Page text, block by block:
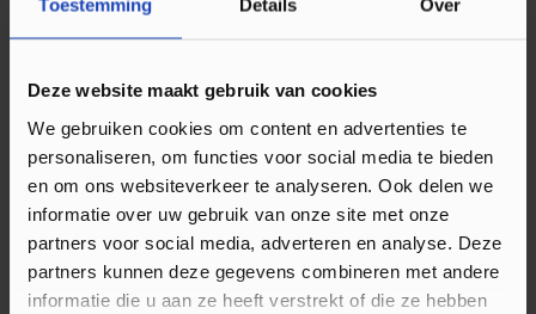
Toestemming Details Over
Deze website maakt gebruik van cookies
We gebruiken cookies om content en advertenties te
personaliseren, om functies voor social media te bieden
en om ons websiteverkeer te analyseren. Ook delen we
informatie over uw gebruik van onze site met onze
partners voor social media, adverteren en analyse. Deze
partners kunnen deze gegevens combineren met andere
informatie die u aan ze heeft verstrekt of die ze hebben
huis. De mFLOR PVC vloer Argyll Fir 75111 in de kleur
vloer heeft een donkere kleur en past hiermee
perfect in iedere woning. Dit zorgt voor een moderne
uitstraling in huis waarbij de vloer zeker weten de
blikvanger wordt. Een extra voordeel van de PVC
vloer is dat deze vrijwel geen onderhoud nodig heeft,
slijtbestendig is en geschikt is voor vloerverwarming.
Doordat de vloer erg dun is, zal de warmte